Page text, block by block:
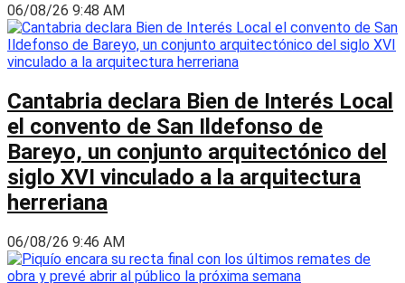
06/08/26 9:48 AM
Cantabria declara Bien de Interés Local
el convento de San Ildefonso de
Bareyo, un conjunto arquitectónico del
siglo XVI vinculado a la arquitectura
herreriana
06/08/26 9:46 AM